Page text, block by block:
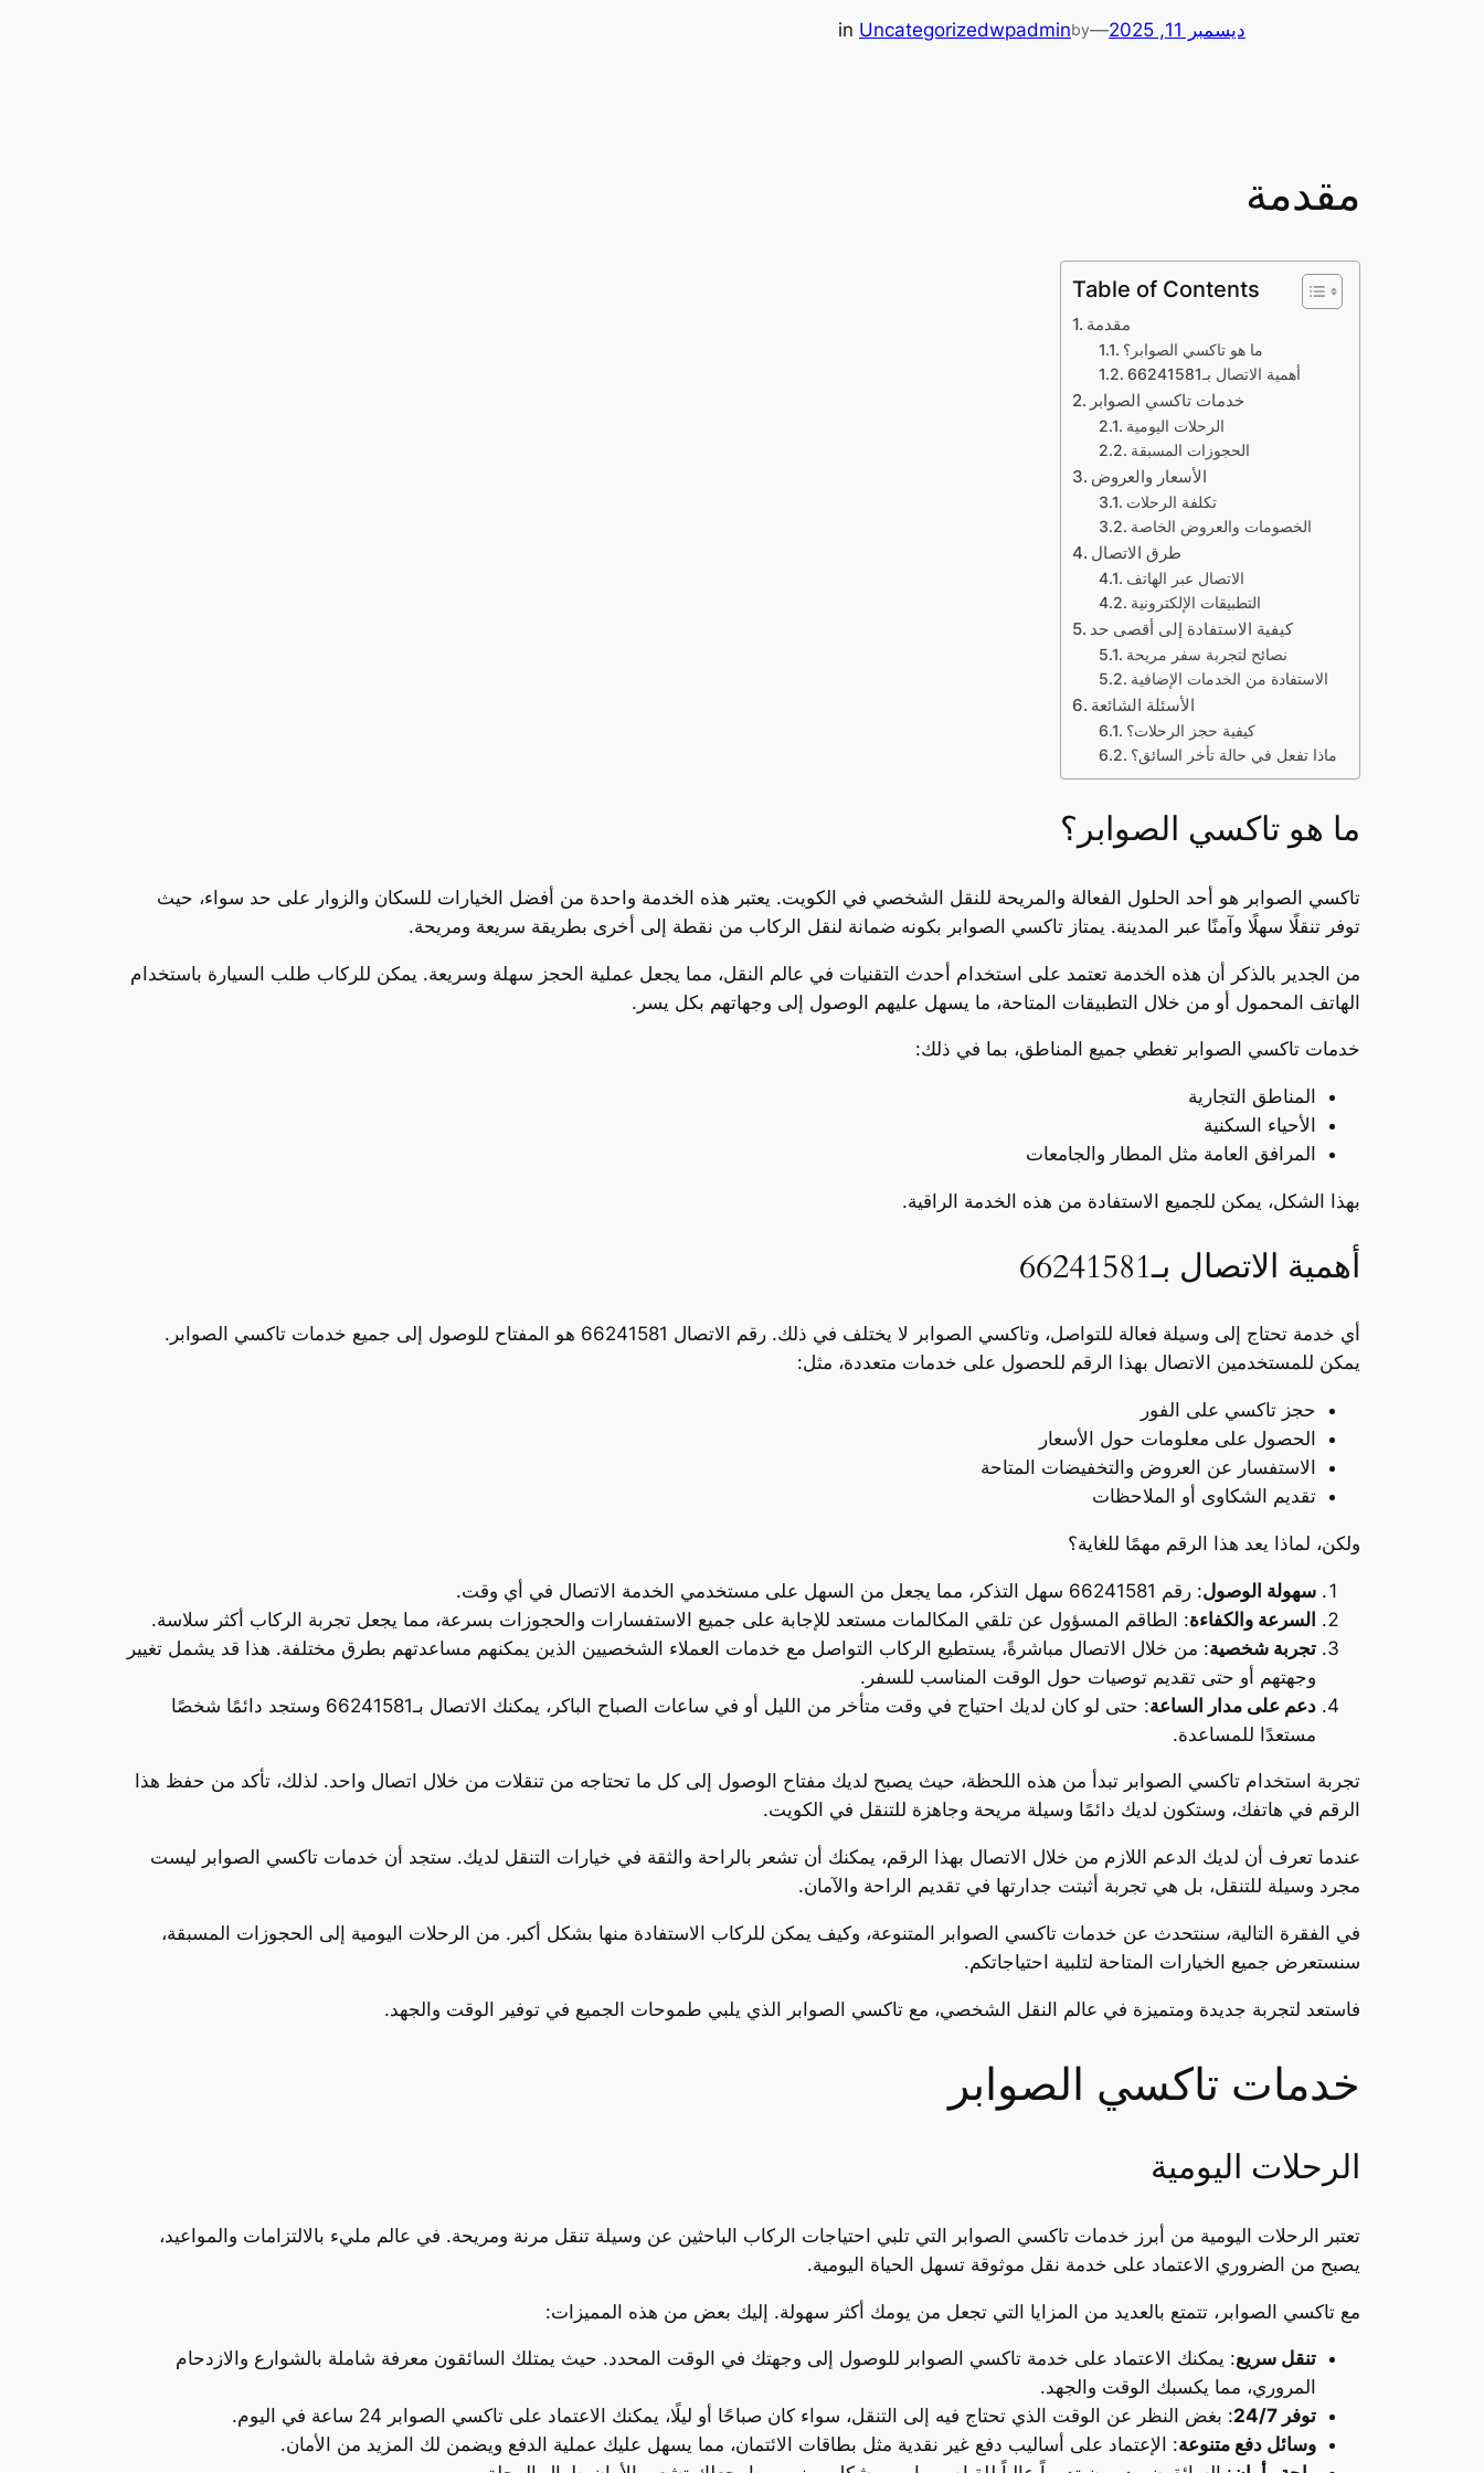
ديسمبر 11, 2025 —
by
wpadmin
in Uncategorized
مقدمة
Table of Contents
مقدمة
ما هو تاكسي الصوابر؟
أهمية الاتصال بـ66241581
خدمات تاكسي الصوابر
الرحلات اليومية
الحجوزات المسبقة
الأسعار والعروض
تكلفة الرحلات
الخصومات والعروض الخاصة
طرق الاتصال
الاتصال عبر الهاتف
التطبيقات الإلكترونية
كيفية الاستفادة إلى أقصى حد
نصائح لتجربة سفر مريحة
الاستفادة من الخدمات الإضافية
الأسئلة الشائعة
كيفية حجز الرحلات؟
ماذا تفعل في حالة تأخر السائق؟
ما هو تاكسي الصوابر؟
تاكسي الصوابر هو أحد الحلول الفعالة والمريحة للنقل الشخصي في الكويت. يعتبر هذه الخدمة واحدة من أفضل الخيارات للسكان والزوار على حد سواء، حيث
توفر تنقلًا سهلًا وآمنًا عبر المدينة. يمتاز تاكسي الصوابر بكونه ضمانة لنقل الركاب من نقطة إلى أخرى بطريقة سريعة ومريحة.
من الجدير بالذكر أن هذه الخدمة تعتمد على استخدام أحدث التقنيات في عالم النقل، مما يجعل عملية الحجز سهلة وسريعة. يمكن للركاب طلب السيارة باستخدام
الهاتف المحمول أو من خلال التطبيقات المتاحة، ما يسهل عليهم الوصول إلى وجهاتهم بكل يسر.
خدمات تاكسي الصوابر تغطي جميع المناطق، بما في ذلك:
المناطق التجارية
الأحياء السكنية
المرافق العامة مثل المطار والجامعات
بهذا الشكل، يمكن للجميع الاستفادة من هذه الخدمة الراقية.
أهمية الاتصال بـ66241581
أي خدمة تحتاج إلى وسيلة فعالة للتواصل، وتاكسي الصوابر لا يختلف في ذلك. رقم الاتصال 66241581 هو المفتاح للوصول إلى جميع خدمات تاكسي الصوابر.
يمكن للمستخدمين الاتصال بهذا الرقم للحصول على خدمات متعددة، مثل:
حجز تاكسي على الفور
الحصول على معلومات حول الأسعار
الاستفسار عن العروض والتخفيضات المتاحة
تقديم الشكاوى أو الملاحظات
ولكن، لماذا يعد هذا الرقم مهمًا للغاية؟
سهولة الوصول: رقم 66241581 سهل التذكر، مما يجعل من السهل على مستخدمي الخدمة الاتصال في أي وقت.
السرعة والكفاءة: الطاقم المسؤول عن تلقي المكالمات مستعد للإجابة على جميع الاستفسارات والحجوزات بسرعة، مما يجعل تجربة الركاب أكثر سلاسة.
تجربة شخصية: من خلال الاتصال مباشرةً، يستطيع الركاب التواصل مع خدمات العملاء الشخصيين الذين يمكنهم مساعدتهم بطرق مختلفة. هذا قد يشمل تغيير
وجهتهم أو حتى تقديم توصيات حول الوقت المناسب للسفر.
دعم على مدار الساعة
: حتى لو كان لديك احتياج في وقت متأخر من الليل أو في ساعات الصباح الباكر، يمكنك الاتصال بـ66241581 وستجد دائمًا شخصًا
مستعدًا للمساعدة.
تجربة استخدام تاكسي الصوابر تبدأ من هذه اللحظة، حيث يصبح لديك مفتاح الوصول إلى كل ما تحتاجه من تنقلات من خلال اتصال واحد. لذلك، تأكد من حفظ هذا
الرقم في هاتفك، وستكون لديك دائمًا وسيلة مريحة وجاهزة للتنقل في الكويت.
عندما تعرف أن لديك الدعم اللازم من خلال الاتصال بهذا الرقم، يمكنك أن تشعر بالراحة والثقة في خيارات التنقل لديك. ستجد أن خدمات تاكسي الصوابر ليست
مجرد وسيلة للتنقل، بل هي تجربة أثبتت جدارتها في تقديم الراحة والآمان.
في الفقرة التالية، سنتحدث عن خدمات تاكسي الصوابر المتنوعة، وكيف يمكن للركاب الاستفادة منها بشكل أكبر. من الرحلات اليومية إلى الحجوزات المسبقة،
سنستعرض جميع الخيارات المتاحة لتلبية احتياجاتكم.
فاستعد لتجربة جديدة ومتميزة في عالم النقل الشخصي، مع تاكسي الصوابر الذي يلبي طموحات الجميع في توفير الوقت والجهد.
خدمات تاكسي الصوابر
الرحلات اليومية
تعتبر الرحلات اليومية من أبرز خدمات تاكسي الصوابر التي تلبي احتياجات الركاب الباحثين عن وسيلة تنقل مرنة ومريحة. في عالم مليء بالالتزامات والمواعيد،
يصبح من الضروري الاعتماد على خدمة نقل موثوقة تسهل الحياة اليومية.
مع تاكسي الصوابر، تتمتع بالعديد من المزايا التي تجعل من يومك أكثر سهولة. إليك بعض من هذه المميزات:
تنقل سريع: يمكنك الاعتماد على خدمة تاكسي الصوابر للوصول إلى وجهتك في الوقت المحدد. حيث يمتلك السائقون معرفة شاملة بالشوارع والازدحام
المروري، مما يكسبك الوقت والجهد.
توفر 24/7
: بغض النظر عن الوقت الذي تحتاج فيه إلى التنقل، سواء كان صباحًا أو ليلًا، يمكنك الاعتماد على تاكسي الصوابر 24 ساعة في اليوم.
وسائل دفع متنوعة: الإعتماد على أساليب دفع غير نقدية مثل بطاقات الائتمان، مما يسهل عليك عملية الدفع ويضمن لك المزيد من الأمان.